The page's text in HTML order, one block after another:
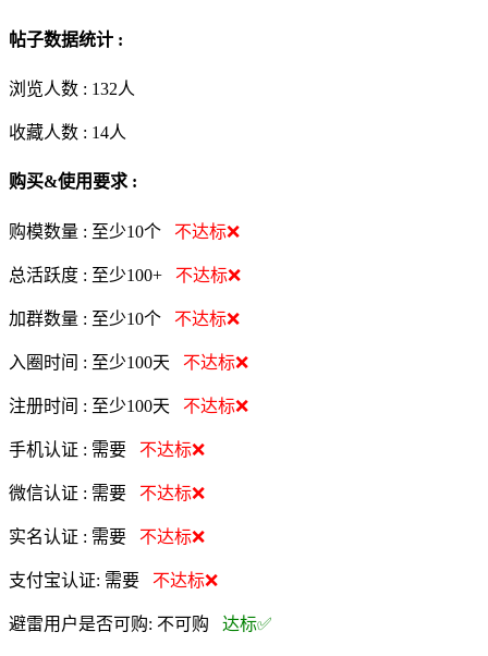
帖子数据统计 :
浏览人数 : 132人
收藏人数 : 14人
购买&使用要求 :
购模数量 : 至少10个 不达标❌
总活跃度 : 至少100+ 不达标❌
加群数量 : 至少10个 不达标❌
入圈时间 : 至少100天 不达标❌
注册时间 : 至少100天 不达标❌
手机认证 : 需要 不达标❌
微信认证 : 需要 不达标❌
实名认证 : 需要 不达标❌
支付宝认证: 需要 不达标❌
避雷用户是否可购: 不可购 达标✅